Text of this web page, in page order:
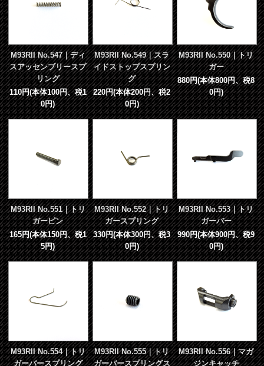
M93RII No.547｜ディ
スアッセンブリースプ
リング
110円(本体100円、税1
0円)
M93RII No.549｜スラ
イドストップスプリン
グ
220円(本体200円、税2
0円)
M93RII No.550｜トリ
ガー
880円(本体800円、税8
0円)
M93RII No.551｜トリ
ガーピン
165円(本体150円、税1
5円)
M93RII No.552｜トリ
ガースプリング
330円(本体300円、税3
0円)
M93RII No.553｜トリ
ガーバー
990円(本体900円、税9
0円)
M93RII No.554｜トリ
ガーバースプリング
M93RII No.555｜トリ
ガーバースプリングス
M93RII No.556｜マガ
ジンキャッチ